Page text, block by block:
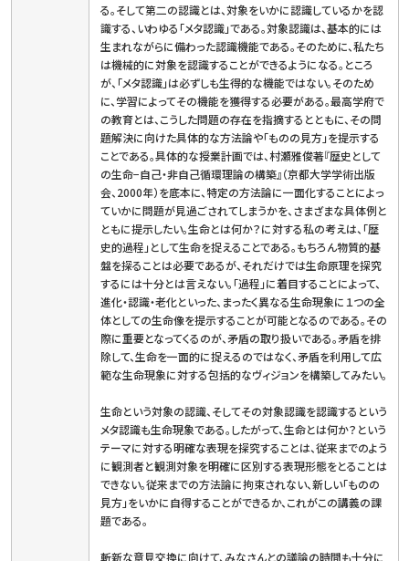
る。そして第二の認識とは、対象をいかに認識しているかを認
識する、いわゆる「メタ認識」である。対象認識は、基本的には
生まれながらに備わった認識機能である。そのために、私たち
は機械的に対象を認識することができるようになる。ところ
が、「メタ認識」は必ずしも生得的な機能ではない。そのため
に、学習によってその機能を獲得する必要がある。最高学府で
の教育とは、こうした問題の存在を指摘するとともに、その問
題解決に向けた具体的な方法論や「ものの見方」を提示する
ことである。具体的な授業計画では、村瀬雅俊著『歴史として
の生命−自己・非自己循環理論の構築』（京都大学学術出版
会、2000年）を底本に、特定の方法論に一面化することによっ
ていかに問題が見過ごされてしまうかを、さまざまな具体例と
ともに提示したい。生命とは何か？に対する私の考えは、「歴
史的過程」として生命を捉えることである。もちろん物質的基
盤を探ることは必要であるが、それだけでは生命原理を探究
するには十分とは言えない。「過程」に着目することによって、
進化・認識・老化といった、まったく異なる生命現象に１つの全
体としての生命像を提示することが可能となるのである。その
際に重要となってくるのが、矛盾の取り扱いである。矛盾を排
除して、生命を一面的に捉えるのではなく、矛盾を利用して広
範な生命現象に対する包括的なヴィジョンを構築してみたい。
生命という対象の認識、そしてその対象認識を認識するという
メタ認識も生命現象である。したがって、生命とは何か？という
テーマに対する明確な表現を探究することは、従来までのよう
に観測者と観測対象を明確に区別する表現形態をとることは
できない。従来までの方法論に拘束されない、新しい「ものの
見方」をいかに自得することができるか、これがこの講義の課
題である。
斬新な意見交換に向けて、みなさんとの議論の時間も十分に